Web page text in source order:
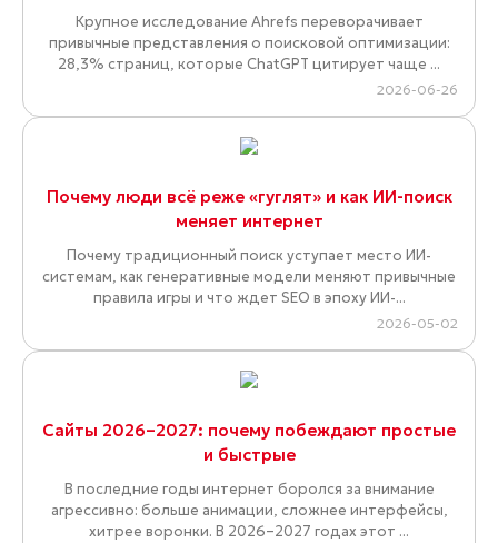
Крупное исследование Ahrefs переворачивает
привычные представления о поисковой оптимизации:
28,3% страниц, которые ChatGPT цитирует чаще ...
2026-06-26
Почему люди всё реже «гуглят» и как ИИ-поиск
меняет интернет
Почему традиционный поиск уступает место ИИ-
системам, как генеративные модели меняют привычные
правила игры и что ждет SEO в эпоху ИИ-...
2026-05-02
Сайты 2026–2027: почему побеждают простые
и быстрые
В последние годы интернет боролся за внимание
агрессивно: больше анимации, сложнее интерфейсы,
хитрее воронки. В 2026–2027 годах этот ...